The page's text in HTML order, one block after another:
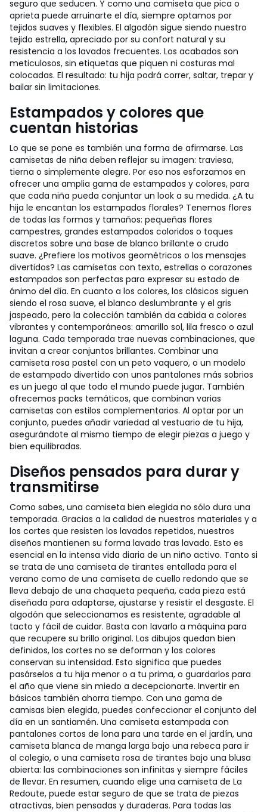
seguro que seducen. Y como una camiseta que pica o
aprieta puede arruinarte el día, siempre optamos por
tejidos suaves y flexibles. El algodón sigue siendo nuestro
tejido estrella, apreciado por su confort natural y su
resistencia a los lavados frecuentes. Los acabados son
meticulosos, sin etiquetas que piquen ni costuras mal
colocadas. El resultado: tu hija podrá correr, saltar, trepar y
bailar sin limitaciones.
Estampados y colores que
cuentan historias
Lo que se pone es también una forma de afirmarse. Las
camisetas de niña deben reflejar su imagen: traviesa,
tierna o simplemente alegre. Por eso nos esforzamos en
ofrecer una amplia gama de estampados y colores, para
que cada niña pueda conjuntar un look a su medida. ¿A tu
hija le encantan los estampados florales? Tenemos flores
de todas las formas y tamaños: pequeñas flores
campestres, grandes estampados coloridos o toques
discretos sobre una base de blanco brillante o crudo
suave. ¿Prefiere los motivos geométricos o los mensajes
divertidos? Las camisetas con texto, estrellas o corazones
estampados son perfectas para expresar su estado de
ánimo del día. En cuanto a los colores, los clásicos siguen
siendo el rosa suave, el blanco deslumbrante y el gris
jaspeado, pero la colección también da cabida a colores
vibrantes y contemporáneos: amarillo sol, lila fresco o azul
laguna. Cada temporada trae nuevas combinaciones, que
invitan a crear conjuntos brillantes. Combinar una
camiseta rosa pastel con un peto vaquero, o un modelo
de estampado divertido con unos pantalones más sobrios
es un juego al que todo el mundo puede jugar. También
ofrecemos packs temáticos, que combinan varias
camisetas con estilos complementarios. Al optar por un
conjunto, puedes añadir variedad al vestuario de tu hija,
asegurándote al mismo tiempo de elegir piezas a juego y
bien equilibradas.
Diseños pensados para durar y
transmitirse
Como sabes, una camiseta bien elegida no sólo dura una
temporada. Gracias a la calidad de nuestros materiales y a
los cortes que resisten los lavados repetidos, nuestros
diseños mantienen su forma lavado tras lavado. Esto es
esencial en la intensa vida diaria de un niño activo. Tanto si
se trata de una camiseta de tirantes entallada para el
verano como de una camiseta de cuello redondo que se
lleva debajo de una chaqueta pequeña, cada pieza está
diseñada para adaptarse, ajustarse y resistir el desgaste. El
algodón que seleccionamos es resistente, agradable al
tacto y fácil de cuidar. Basta con lavarlo a máquina para
que recupere su brillo original. Los dibujos quedan bien
definidos, los cortes no se deforman y los colores
conservan su intensidad. Esto significa que puedes
pasárselos a tu hija menor o a tu prima, o guardarlos para
el año que viene sin miedo a decepcionarte. Invertir en
básicos también ahorra tiempo. Con una gama de
camisas bien elegida, puedes confeccionar el conjunto del
día en un santiamén. Una camiseta estampada con
pantalones cortos de lona para una tarde en el jardín, una
camiseta blanca de manga larga bajo una rebeca para ir
al colegio, o una camiseta rosa de tirantes bajo una blusa
abierta: las combinaciones son infinitas y siempre fáciles
de llevar. En resumen, cuando elige una camiseta de La
Redoute, puede estar seguro de que se trata de piezas
atractivas, bien pensadas y duraderas. Para todas las